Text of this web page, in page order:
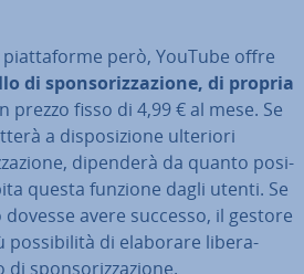
però, YouTube offre
di spon­so­riz­za­zio­ne, di propria
prezzo fisso di 4,99 € al mese. Se
a di­spo­si­zio­ne ulteriori
dipenderà da quanto po­si­
questa funzione dagli utenti. Se
avere successo, il gestore
pos­si­bi­li­tà di elaborare li­be­ra­
spon­so­riz­za­zio­ne.